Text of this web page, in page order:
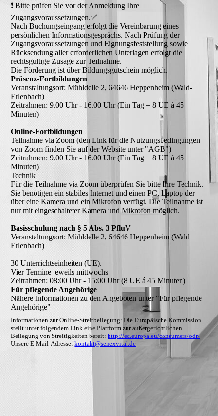
❗ Bitte prüfen Sie vor der Anmeldung Ihre
Zugangsvoraussetzungen.✅
Nach Buchungseingang erfolgt die Vereinbarung eines
persönlichen Informationsgesprächs. Nach Prüfung der
Zugangsvoraussetzungen und Eignungsfeststellung sowie
Rücksendung aller erforderlichen Unterlagen erfolgt die
rechtsgültige Zusage zur Teilnahme.
Die Förderung ist über Bildungsgutschein möglich.
Präsenz-Fortbildungen
Veranstaltungsort: Mühldelle 2, 64646 Heppenheim (Wald-
Erlenbach)
Zeitrahmen: 9.00 Uhr - 16.00 Uhr (Ein Tag = 8 UE á 45
Minuten)
Online-Fortbildungen
Teilnahme via Zoom (den Link für die Nutzungsbedingungen
von Zoom finden Sie auf der Website unter "AGB")
Zeitrahmen: 9.00 Uhr - 16.00 Uhr (Ein Tag = 8 UE á 45
Minuten)
Technik
Für die Teilnahme via Zoom überprüfen Sie bitte Ihre Technik.
Sie benötigen ein stabiles Internet und einen PC, Laptop der
über eine Kamera und ein Mikrofon verfügt. Die Teilnahme ist
nur mit eingeschalteter Kamera und Mikrofon möglich.
Basisschulung nach § 5 Abs. 3 PfluV
Veranstaltungsort: Mühldelle 2, 64646 Heppenheim (Wald-
Erlenbach)
30 Unterrichtseinheiten (UE).
Vier Termine jeweils mittwochs.
Für pflegende Angehörige
Nähere Informationen zu den Angeboten unter "Für pflegende
Angehörige"
Informationen zur Online-Streitbeilegung: Die Europäische Kommission
stellt unter folgendem Link eine Plattform zur außergerichtlichen
Beilegung von Streitigkeiten bereit:http://ec.europa.eu/consumers/odr/
Unsere E-Mail-Adresse:kontakt@senexvital.de